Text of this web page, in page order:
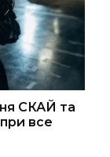
СКАЙ та
все